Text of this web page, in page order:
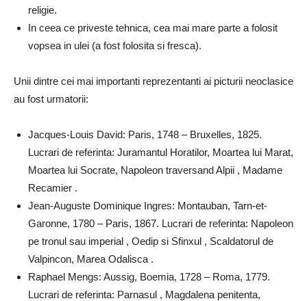
religie.
In ceea ce priveste tehnica, cea mai mare parte a folosit
vopsea in ulei (a fost folosita si fresca).
Unii dintre cei mai importanti reprezentanti ai picturii neoclasice
au fost urmatorii:
Jacques-Louis David: Paris, 1748 – Bruxelles, 1825.
Lucrari de referinta: Juramantul Horatilor, Moartea lui Marat,
Moartea lui Socrate, Napoleon traversand Alpii , Madame
Recamier .
Jean-Auguste Dominique Ingres: Montauban, Tarn-et-
Garonne, 1780 – Paris, 1867. Lucrari de referinta: Napoleon
pe tronul sau imperial , Oedip si Sfinxul , Scaldatorul de
Valpincon, Marea Odalisca .
Raphael Mengs: Aussig, Boemia, 1728 – Roma, 1779.
Lucrari de referinta: Parnasul , Magdalena penitenta,